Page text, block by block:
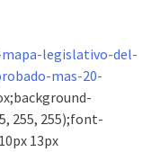
legislativo-del-
mas-20-
255, 255);font-
13px